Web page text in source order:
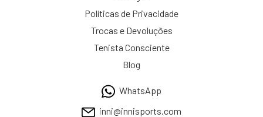
Políticas de Privacidade
Trocas e Devoluções
Tenista Consciente
Blog
WhatsApp
inni@innisports.com